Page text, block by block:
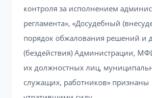
контроля за исполнением
регламента», «Досудебный
порядок обжалования решений и
(бездействия) Администрации,
их должностных лиц,
служащих, работников» признаны